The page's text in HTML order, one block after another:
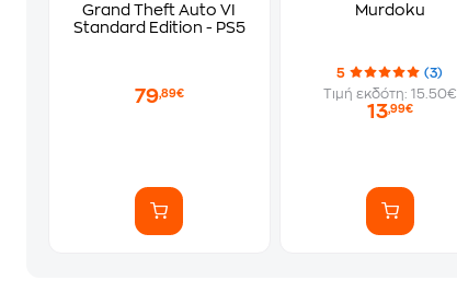
Grand Theft Auto VI
Standard Edition - PS5
79,89€
Murdoku
5
(3)
Τιμή εκδότη: 15.50€
13,99€